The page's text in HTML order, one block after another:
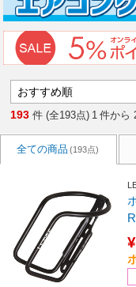
193 件 (全193点) 1 件から
全ての商品 (193点)